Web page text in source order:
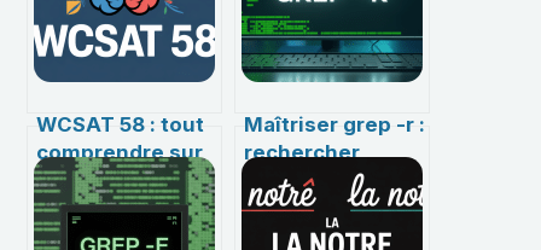
WCSAT 58 : tout
comprendre sur
ce test et ses
usages en
neuropsychologie
Maîtriser grep -r :
rechercher
efficacement
dans tous vos
fichiers